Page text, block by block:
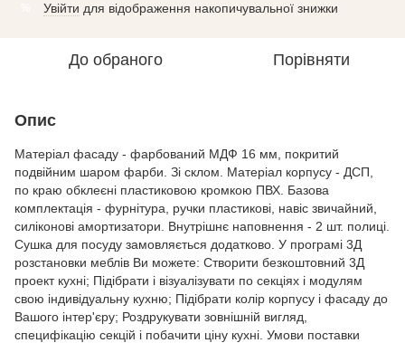
Увійти для відображення накопичувальної знижки
До обраного Порівняти
Опис
Матеріал фасаду - фарбований МДФ 16 мм, покритий
подвійним шаром фарби. Зі склом. Матеріал корпусу - ДСП,
по краю обклеєні пластиковою кромкою ПВХ. Базова
комплектація - фурнітура, ручки пластикові, навіс звичайний,
силіконові амортизатори. Внутрішнє наповнення - 2 шт. полиці.
Сушка для посуду замовляється додатково. У програмі 3Д
розстановки меблів Ви можете: Створити безкоштовний 3Д
проект кухні; Підібрати і візуалізувати по секціях і модулям
свою індивідуальну кухню; Підібрати колір корпусу і фасаду до
Вашого інтер'єру; Роздрукувати зовнішній вигляд,
специфікацію секцій і побачити ціну кухні. Умови поставки